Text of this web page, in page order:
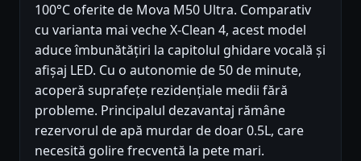
100°C oferite de Mova M50 Ultra. Comparativ
cu varianta mai veche X-Clean 4, acest model
aduce îmbunătățiri la capitolul ghidare vocală și
afișaj LED. Cu o autonomie de 50 de minute,
acoperă suprafețe rezidențiale medii fără
probleme. Principalul dezavantaj rămâne
rezervorul de apă murdar de doar 0.5L, care
necesită golire frecventă la pete mari.